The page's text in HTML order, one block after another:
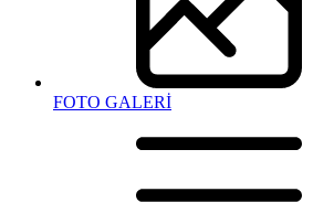
FOTO GALERİ